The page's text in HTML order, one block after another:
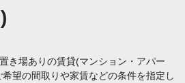
き場ありの賃貸(マンション・アパー
望の間取りや家賃などの条件を指定し